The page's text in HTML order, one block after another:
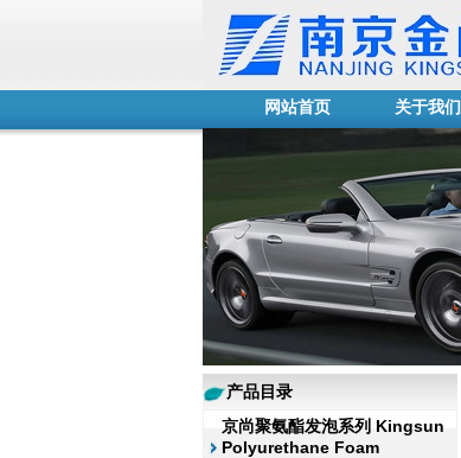
网站首页 关于我们
产品目录
京尚聚氨酯发泡系列 Kingsun
Polyurethane Foam